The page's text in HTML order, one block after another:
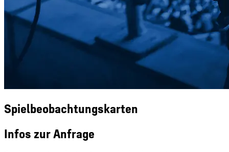
Spielbeobachtungskarten
Infos zur Anfrage